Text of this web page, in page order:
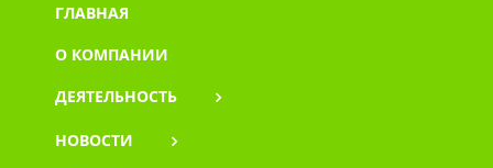
ГЛАВНАЯ
О КОМПАНИИ
ДЕЯТЕЛЬНОСТЬ
НОВОСТИ